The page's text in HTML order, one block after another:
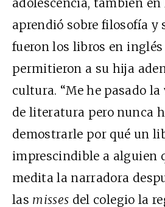
adolescencia, también
aprendió sobre filosofía y
fueron los libros en inglés
permitieron a su hija
cultura. “Me he pasado
de literatura pero nunca
demostrarle por qué un
imprescindible a alguien
medita la narradora
las misses del colegio la